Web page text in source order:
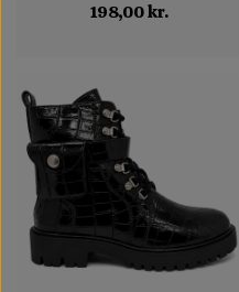
198,00 kr.